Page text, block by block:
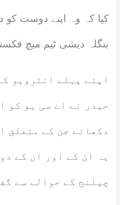
کیا کہ وہ اپنے دوست کو
بنگلہ دیشی ٹیم میچ
اپنے پہلے انٹرویو
حیدر نے اے سی یو کو
دکھائے جن کے متعلق
یہ ان کے اور ان کے
چیلنج کے حوالے سے